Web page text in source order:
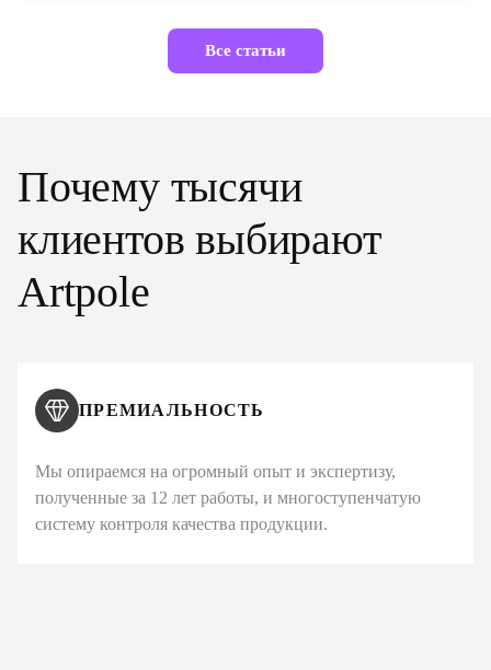
Все статьи
Почему тысячи
клиентов выбирают
Artpole
ПРЕМИАЛЬНОСТЬ
Мы опираемся на огромный опыт и экспертизу,
полученные за 12 лет работы, и многоступенчатую
систему контроля качества продукции.